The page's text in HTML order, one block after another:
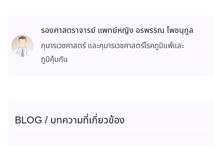
รองศาสตราจารย์ แพทย์หญิง อรพรรณ โพชนุกูล
กุมารเวชศาสตร์ และกุมารเวชศาสตร์โรคภูมิแพ้และ
ภูมิคุ้มกัน
BLOG / บทความที่เกี่ยวข้อง